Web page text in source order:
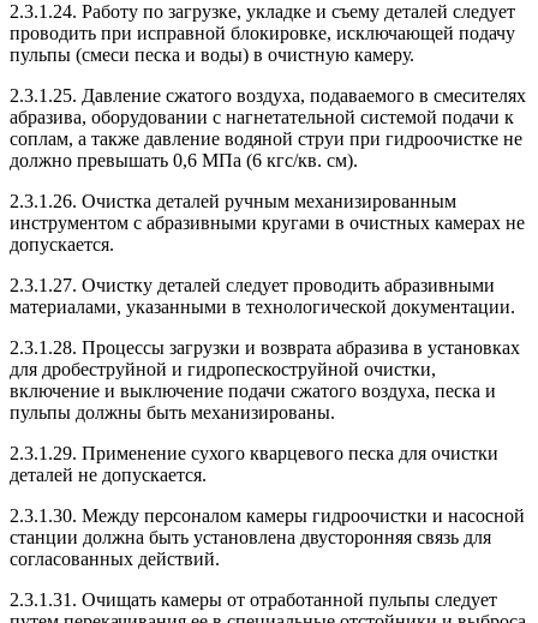
2.3.1.24. Работу по загрузке, укладке и съему деталей следует
проводить при исправной блокировке, исключающей подачу
пульпы (смеси песка и воды) в очистную камеру.
2.3.1.25. Давление сжатого воздуха, подаваемого в смесителях
абразива, оборудовании с нагнетательной системой подачи к
соплам, а также давление водяной струи при гидроочистке не
должно превышать 0,6 МПа (6 кгс/кв. см).
2.3.1.26. Очистка деталей ручным механизированным
инструментом с абразивными кругами в очистных камерах не
допускается.
2.3.1.27. Очистку деталей следует проводить абразивными
материалами, указанными в технологической документации.
2.3.1.28. Процессы загрузки и возврата абразива в установках
для дробеструйной и гидропескоструйной очистки,
включение и выключение подачи сжатого воздуха, песка и
пульпы должны быть механизированы.
2.3.1.29. Применение сухого кварцевого песка для очистки
деталей не допускается.
2.3.1.30. Между персоналом камеры гидроочистки и насосной
станции должна быть установлена двусторонняя связь для
согласованных действий.
2.3.1.31. Очищать камеры от отработанной пульпы следует